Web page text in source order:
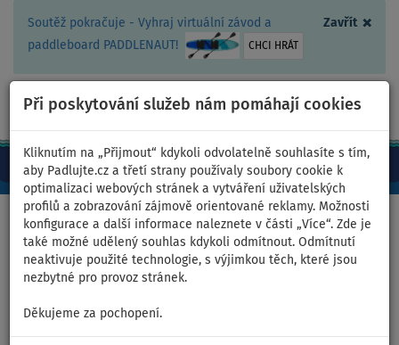
Zavřít ×
Soutěž pokračuje - Vyhraj virtuální závod a
paddleboard PADDLENAUT!
CHCI HRÁT
Při poskytování služeb nám pomáhají cookies
Kliknutím na „Přijmout“ kdykoli odvolatelně souhlasíte s tím,
aby Padlujte.cz a třetí strany používaly soubory cookie k
optimalizaci webových stránek a vytváření uživatelských
profilů a zobrazování zájmově orientované reklamy. Možnosti
konfigurace a další informace naleznete v části „Více“. Zde je
také možné udělený souhlas kdykoli odmítnout. Odmítnutí
neaktivuje použité technologie, s výjimkou těch, které jsou
nezbytné pro provoz stránek.
Děkujeme za pochopení.
CZ/Kč +420 467 409 090 0ks
Domů >Čluny a motory
Člun GLADIATOR CLASSIC
B330AL light dark grey -